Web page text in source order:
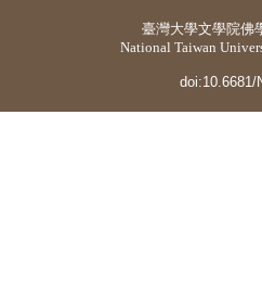
臺灣大學文學院佛
National Taiwan
doi:10.6681/